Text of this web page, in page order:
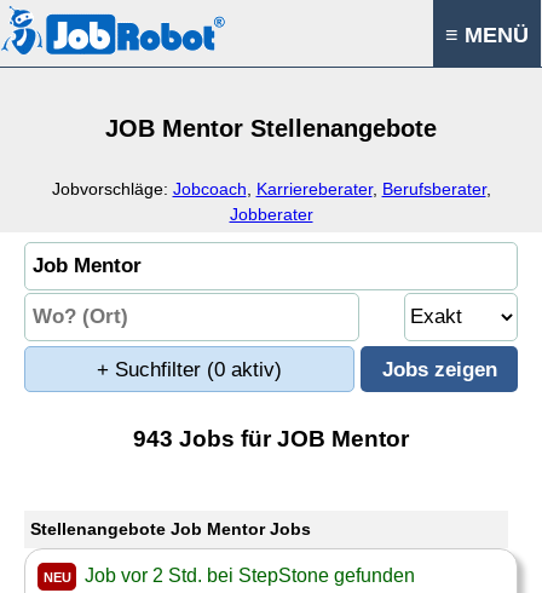
≡ MENÜ
JOB Mentor Stellenangebote
Jobvorschläge: Jobcoach Karriereberater, Berufsberater,
Jobberater
+ Suchfilter (0 aktiv)
943 Jobs für JOB Mentor
Stellenangebote Job Mentor Jobs
NEU Job vor 2 Std. bei StepStone gefunden